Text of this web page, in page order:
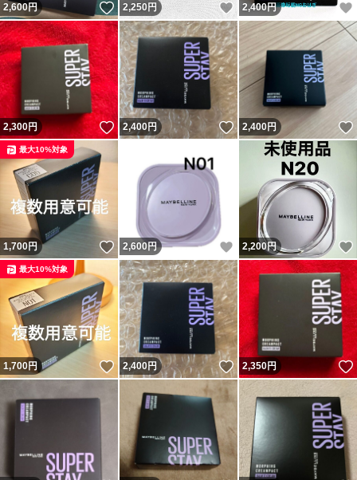
2,600円 いいね！
2,250円 いいね！
2,400円
2,300円 いいね！
2,400円 いいね！
2,400円
1,700円 いいね！
最大10%対象
2,600円 いいね！
2,200円
1,700円 いいね！
最大10%対象
2,400円 いいね！
2,350円